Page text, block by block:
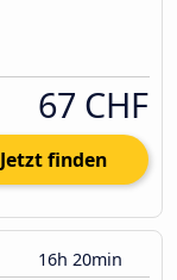
67 CHF
Jetzt finden
16h 20min